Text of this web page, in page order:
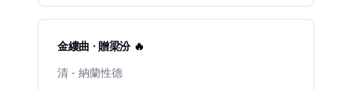
金縷曲 · 贈梁汾 🔥
清 - 納蘭性德